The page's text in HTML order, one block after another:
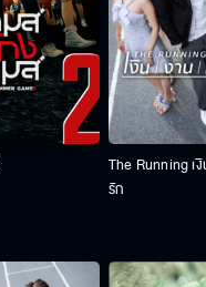
The Running เ
รัก